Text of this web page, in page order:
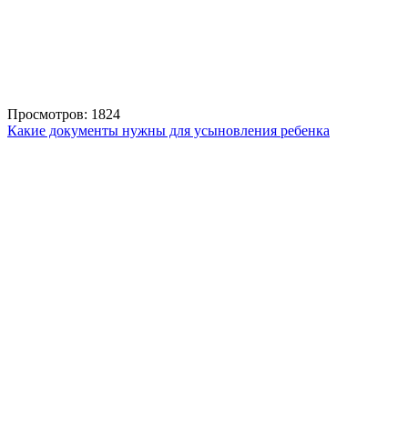
Просмотров: 1824
Какие документы нужны для усыновления ребенка